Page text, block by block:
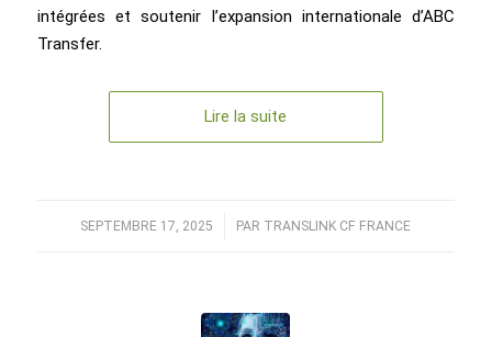
intégrées et soutenir l’expansion internationale d’ABC
Transfer.
Lire la suite
SEPTEMBRE 17, 2025
/ PAR TRANSLINK CF FRANCE